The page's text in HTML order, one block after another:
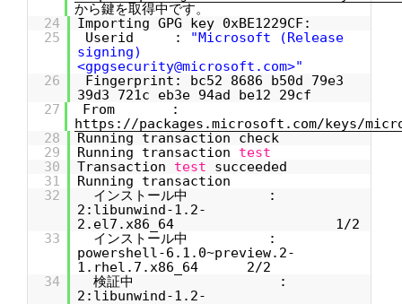
から鍵を取得中です。
24
Importing GPG key 0xBE1229CF:
25
Userid :
"Microsoft (Release
signing)
<gpgsecurity@microsoft.com>"
26
Fingerprint: bc52 8686 b50d 79e3
39d3 721c eb3e 94ad be12 29cf
27
From :
https://packages.microsoft.com/keys/
28
Running transaction check
29
Running transaction test
30
Transaction test
succeeded
31
Running transaction
32
インストール中 :
2:libunwind-1.2-
2.el7.x86_64 1/2
33
インストール中 :
powershell-6.1.0~preview.2-
1.rhel.7.x86_64 2/2
34
検証中 :
2:libunwind-1.2-